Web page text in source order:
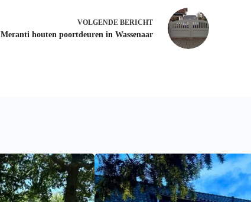
VOLGENDE BERICHT
Meranti houten poortdeuren in Wassenaar